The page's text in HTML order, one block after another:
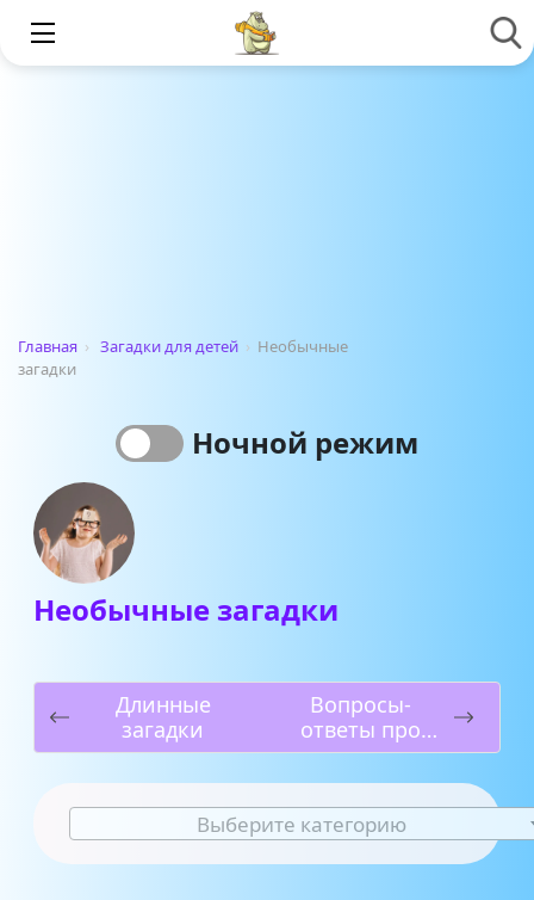
Главная › Загадки для детей › Необычные
загадки
Ночной режим
Необычные загадки
Длинные
загадки
Вопросы-
ответы про
войну
Выберите категорию